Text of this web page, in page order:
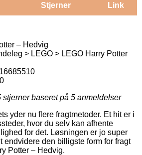
Stjerner Link
– Hedvig
> LEGO > LEGO Harry Potter
stjerner baseret på 5 anmeldelser
yder nu flere fragtmetoder. Et hit er i
hvor du selv kan afhente
for det. Løsningen er jo super
endvidere den billigste form for fragt
Potter – Hedvig.